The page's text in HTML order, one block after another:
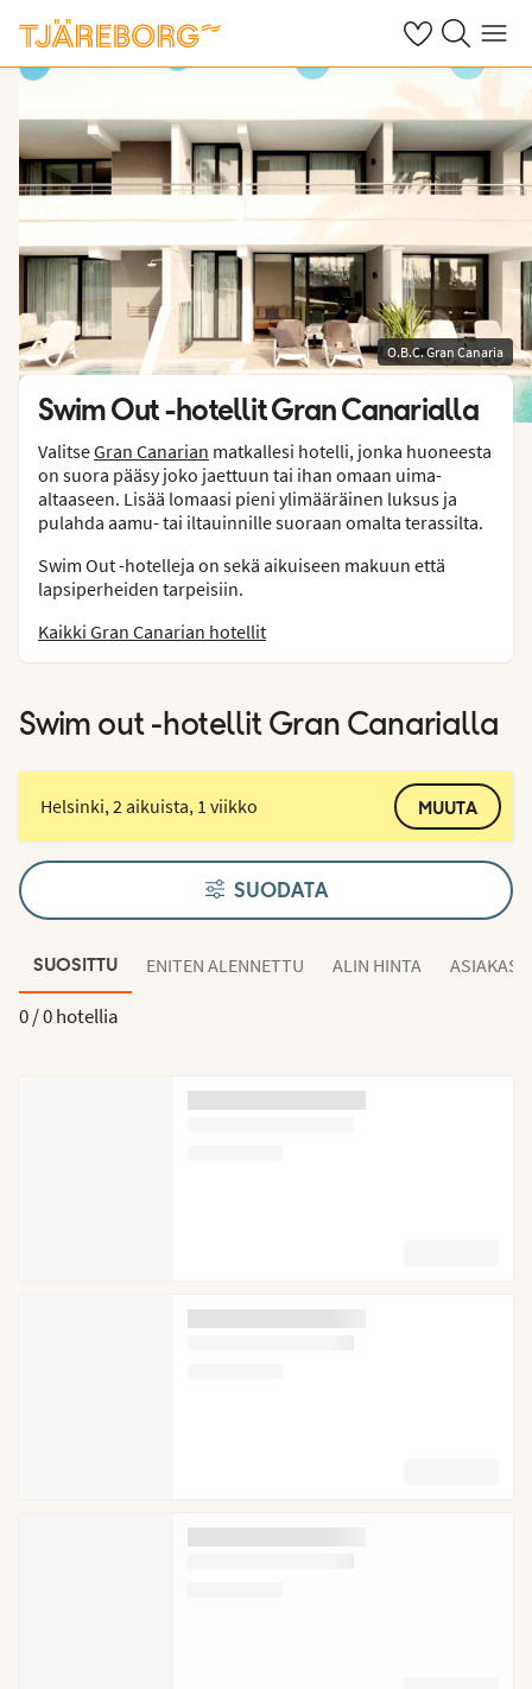
OmatHaku Valikko
O.B.C. Gran Canaria
Swim Out -hotellit Gran Canarialla
ValitseGran Canarian matkallesi hotelli, jonka huoneesta
on suora pääsy joko jaettuun tai ihan omaan uima-
altaaseen. Lisää lomaasi pieni ylimääräinen luksus ja
pulahda aamu- tai iltauinnille suoraan omalta terassilta.
Swim Out -hotelleja on sekä aikuiseen makuun että
lapsiperheiden tarpeisiin.
Kaikki Gran Canarian hotellit
Swim out -hotellit Gran Canarialla
Helsinki, 2 aikuista, 1 viikko MUUTA
SUODATA
SUOSITTU ENITEN ALENNETTU ALIN HINTA
0 /0 hotellia